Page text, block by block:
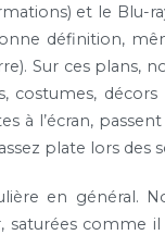
et le Blu-
définition,
Sur ces plans,
costumes,
à l’écran,
plate lors des
en général.
comme